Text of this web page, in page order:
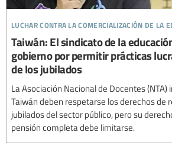
luchar contra la comercialización de la
Taiwán: El sindicato de la
gobierno por permitir prácticas
de los jubilados
La Asociación Nacional de Docentes (NTA)
Taiwán deben respetarse los derechos de
jubilados del sector público, pero su
pensión completa debe limitarse.